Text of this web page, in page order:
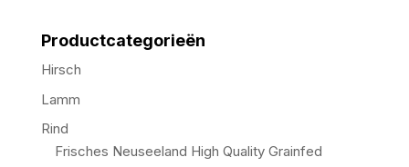
Productcategorieën
Hirsch
Lamm
Rind
Frisches Neuseeland High Quality Grainfed